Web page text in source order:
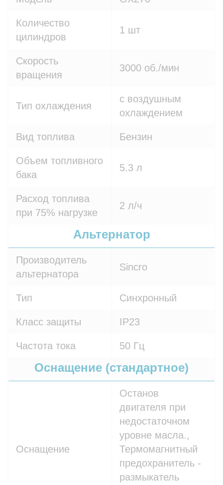
Количество
цилиндров
1 шт
Скорость
вращения
3000 об./мин
Тип охлаждения
с воздушным
охлаждением
Вид топлива Бензин
Объем топливного
бака
5.3 л
Расход топлива
при 75% нагрузке
2 л/ч
Альтернатор
Производитель
альтернатора
Sincro
Тип Синхронный
Класс защиты IP23
Частота тока 50 Гц
Оснащение (стандартное)
Оснащение
Останов
двигателя при
недостаточном
уровне масла.,
Термомагнитный
предохранитель -
размыкатель